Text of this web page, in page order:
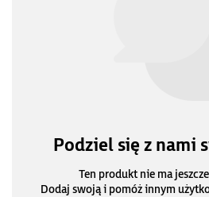
Podziel się z nami
Ten produkt nie ma
Dodaj swoją i pomóż innym